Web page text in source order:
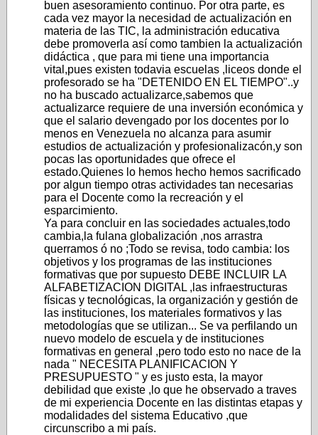
buen asesoramiento continuo. Por otra parte, es
cada vez mayor la necesidad de actualización en
materia de las TIC, la administración educativa
debe promoverla así como tambien la actualización
didáctica , que para mi tiene una importancia
vital,pues existen todavia escuelas ,liceos donde el
profesorado se ha "DETENIDO EN EL TIEMPO"..y
no ha buscado actualizarce,sabemos que
actualizarce requiere de una inversión económica y
que el salario devengado por los docentes por lo
menos en Venezuela no alcanza para asumir
estudios de actualización y profesionalizacón,y son
pocas las oportunidades que ofrece el
estado.Quienes lo hemos hecho hemos sacrificado
por algun tiempo otras actividades tan necesarias
para el Docente como la recreación y el
esparcimiento.
Ya para concluir en las sociedades actuales,todo
cambia,la fulana globalización ,nos arrastra
querramos ó no ;Todo se revisa, todo cambia: los
objetivos y los programas de las instituciones
formativas que por supuesto DEBE INCLUIR LA
ALFABETIZACION DIGITAL ,las infraestructuras
físicas y tecnológicas, la organización y gestión de
las instituciones, los materiales formativos y las
metodologías que se utilizan... Se va perfilando un
nuevo modelo de escuela y de instituciones
formativas en general ,pero todo esto no nace de la
nada " NECESITA PLANIFICACION Y
PRESUPUESTO " y es justo esta, la mayor
debilidad que existe ,lo que he observado a traves
de mi experiencia Docente en las distintas etapas y
modalidades del sistema Educativo ,que
circunscribo a mi país.